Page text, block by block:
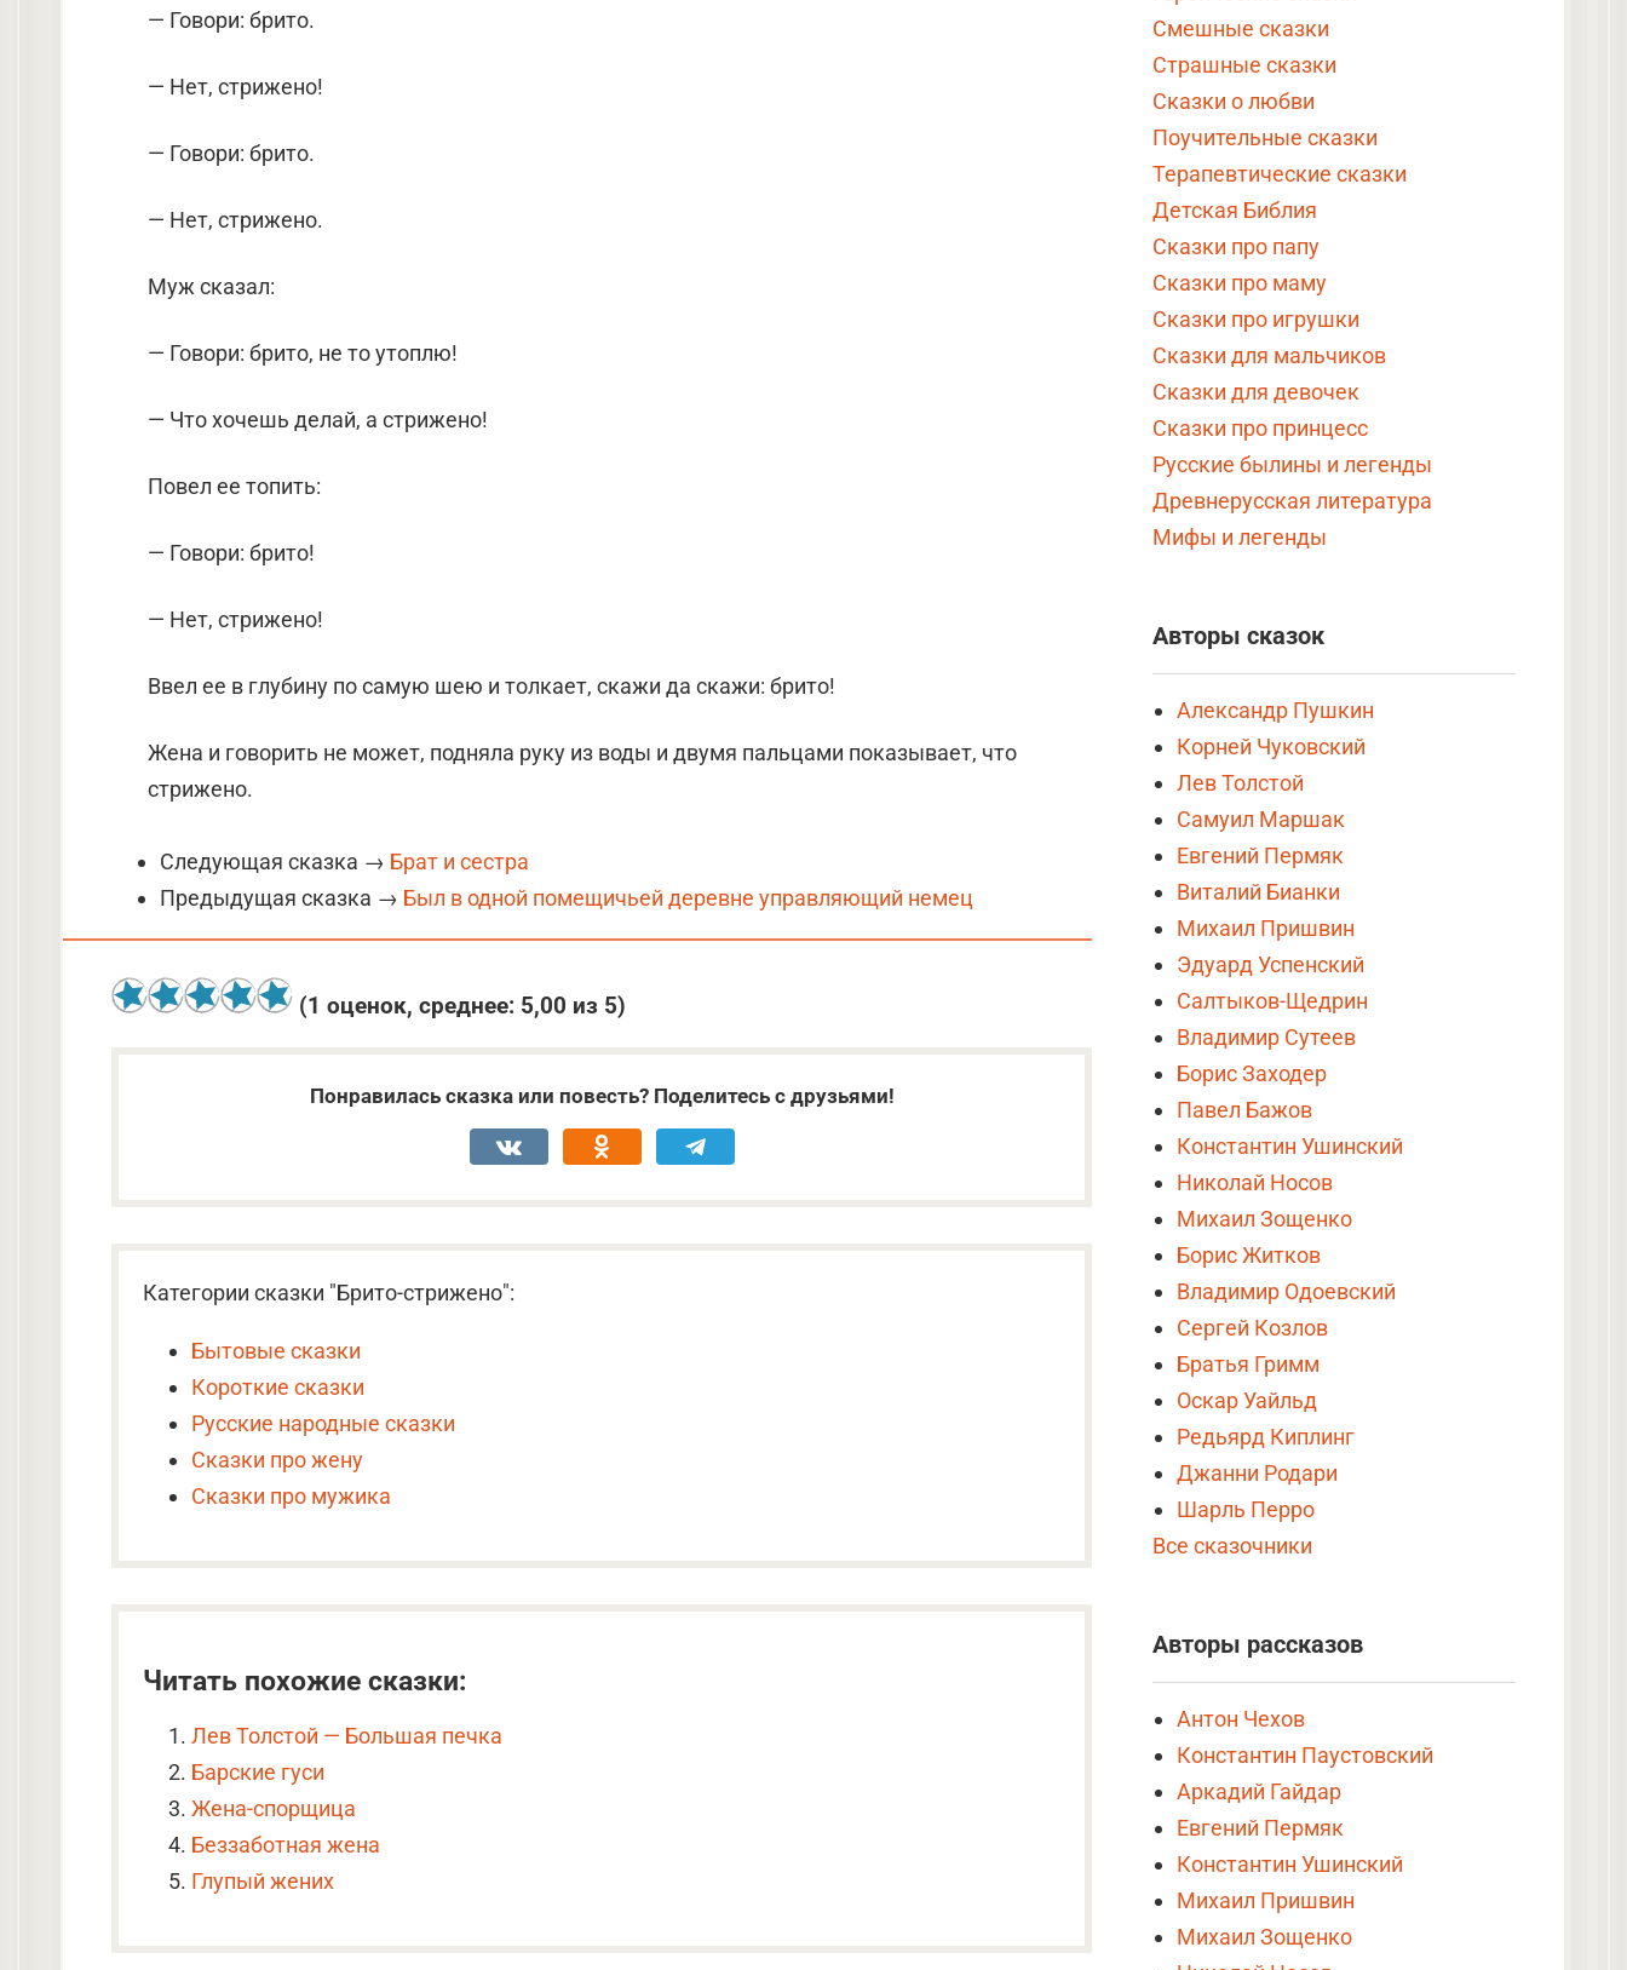
— Говори: брито.
— Нет, стрижено!
— Говори: брито.
— Нет, стрижено.
Муж сказал:
— Говори: брито, не то утоплю!
— Что хочешь делай, а стрижено!
Повел ее топить:
— Говори: брито!
— Нет, стрижено!
Ввел ее в глубину по самую шею и толкает, скажи да скажи: брито!
Жена и говорить не может, подняла руку из воды и двумя пальцами показывает, что
стрижено.
Следующая сказка → Брат и сестра
Предыдущая сказка → Был в одной помещичьей деревне управляющий немец
(1 оценок, среднее: 5,00 из 5)
Понравилась сказка или повесть? Поделитесь с друзьями!
Категории сказки "Брито-стрижено":
Бытовые сказки
Короткие сказки
Русские народные сказки
Сказки про жену
Сказки про мужика
Читать похожие сказки:
Лев Толстой — Большая печка
Барские гуси
Жена-спорщица
Беззаботная жена
Глупый жених
Смешные сказки
Страшные сказки
Сказки о любви
Поучительные сказки
Терапевтические сказки
Детская Библия
Сказки про папу
Сказки про маму
Сказки про игрушки
Сказки для мальчиков
Сказки для девочек
Сказки про принцесс
Русские былины и легенды
Древнерусская литература
Мифы и легенды
Авторы сказок
Александр Пушкин
Корней Чуковский
Лев Толстой
Самуил Маршак
Евгений Пермяк
Виталий Бианки
Михаил Пришвин
Эдуард Успенский
Салтыков-Щедрин
Владимир Сутеев
Борис Заходер
Павел Бажов
Константин Ушинский
Николай Носов
Михаил Зощенко
Борис Житков
Владимир Одоевский
Сергей Козлов
Братья Гримм
Оскар Уайльд
Редьярд Киплинг
Джанни Родари
Шарль Перро
Все сказочники
Авторы рассказов
Антон Чехов
Константин Паустовский
Аркадий Гайдар
Евгений Пермяк
Константин Ушинский
Михаил Пришвин
Михаил Зощенко